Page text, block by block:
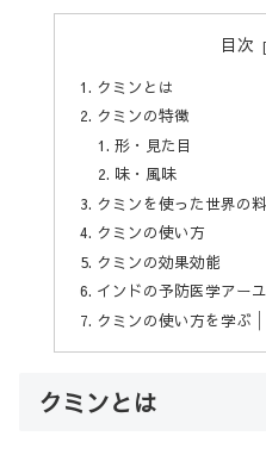
目次
クミンとは
クミンの特徴
形・見た目
味・風味
クミンを使った世界の
クミンの使い方
クミンの効果効能
インドの予防医学アー
クミンの使い方を学ぶ
クミンとは